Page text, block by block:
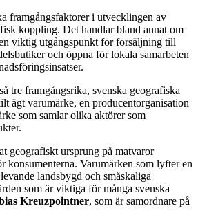
framgångsfaktorer i utvecklingen av
koppling. Det handlar bland annat om
viktig utgångspunkt för försäljning till
och öppna för lokala samarbeten
tre framgångsrika, svenska geografiska
ägt varumärke, en producentorganisation
som samlar olika aktörer som
geografiskt ursprung på matvaror
konsumenterna. Varumärken som lyfter en
landsbygd och småskaliga
som är viktiga för många svenska
Kreuzpointner, som är samordnare på